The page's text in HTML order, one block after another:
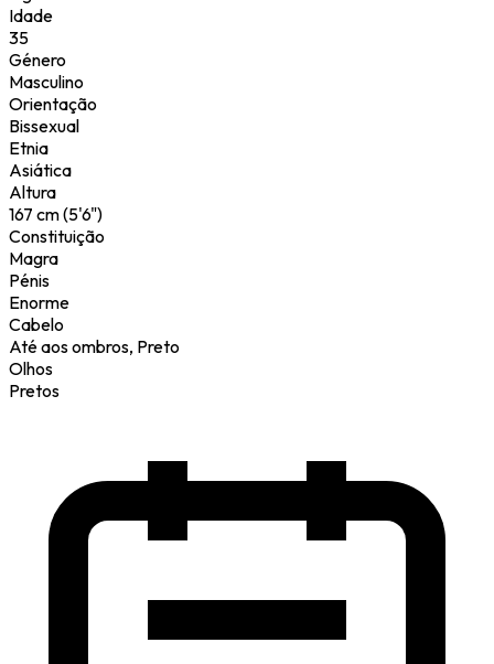
Idade
35
Género
Masculino
Orientação
Bissexual
Etnia
Asiática
Altura
167 cm (5'6")
Constituição
Magra
Pénis
Enorme
Cabelo
Até aos ombros, Preto
Olhos
Pretos